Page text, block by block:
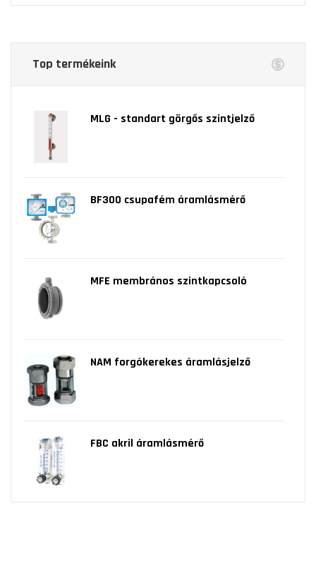
Top termékeink
MLG - standart görgős szintjelző
BF300 csupafém áramlásmérő
MFE membrános szintkapcsoló
NAM forgókerekes áramlásjelző
FBC akril áramlásmérő